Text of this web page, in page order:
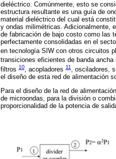
dieléctrico. Comúnmente, esto se
estructura resultante es una guía de
material dieléctrico del cual está
y ondas milimétricas. Adicionalmente,
de fabricación de bajo costo como las
perfectamente consolidadas en el
en tecnología SIW con otros circuitos
transiciones eficientes de banda
filtros 10, acopladores 11 , osciladores,
el diseño de esta red de alimentación
Para el diseño de la red de
de microondas, para la división o
proporcionalidad de la potencia de